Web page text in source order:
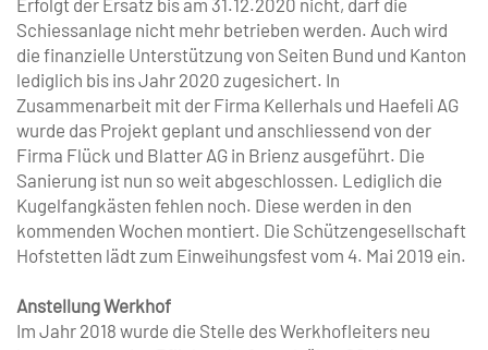
Erfolgt der Ersatz bis am 31.12.2020 nicht, darf die
Schiessanlage nicht mehr betrieben werden. Auch wird
die finanzielle Unterstützung von Seiten Bund und Kanton
lediglich bis ins Jahr 2020 zugesichert. In
Zusammenarbeit mit der Firma Kellerhals und Haefeli AG
wurde das Projekt geplant und anschliessend von der
Firma Flück und Blatter AG in Brienz ausgeführt. Die
Sanierung ist nun so weit abgeschlossen. Lediglich die
Kugelfangkästen fehlen noch. Diese werden in den
kommenden Wochen montiert. Die Schützengesellschaft
Hofstetten lädt zum Einweihungsfest vom 4. Mai 2019 ein.
Anstellung Werkhof
Im Jahr 2018 wurde die Stelle des Werkhofleiters neu